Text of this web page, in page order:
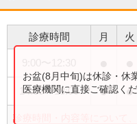
診療時間 月 火
14:00〜18:00 ● ●
診療時間・内容等について
お盆(8月中旬)は休診・休
医療機関に直接ご確認くだ